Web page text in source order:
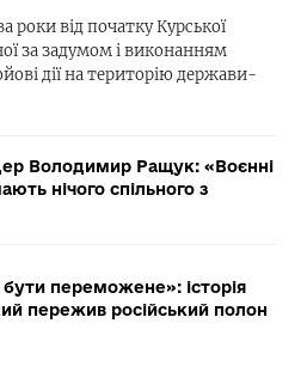
роки від початку Курської
за задумом і виконанням
дії на територію держави-
Володимир Ращук: «Воєнні
нічого спільного з
переможене»: історія
пережив російський полон